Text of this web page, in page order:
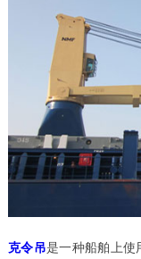
克令吊是一种船舶上使